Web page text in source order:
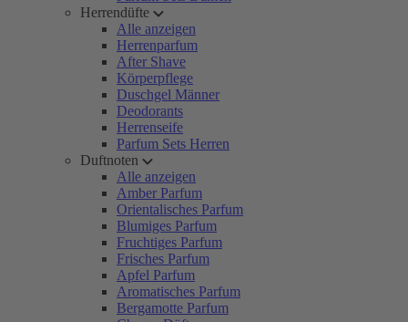
Herrendüfte
Alle anzeigen
Herrenparfum
After Shave
Körperpflege
Duschgel Männer
Deodorants
Herrenseife
Parfum Sets Herren
Duftnoten
Alle anzeigen
Amber Parfum
Orientalisches Parfum
Blumiges Parfum
Fruchtiges Parfum
Frisches Parfum
Apfel Parfum
Aromatisches Parfum
Bergamotte Parfum